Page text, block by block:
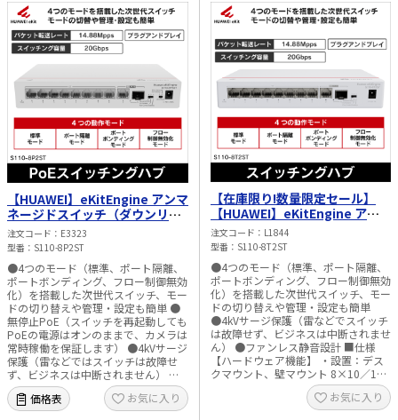
レート：26.78Mpps ・スイッチング
容量：36Gbps 8KMACアドレスエン
トリ 【動作環境】 ・動作温度：0°C
～40°C ・保存温度：-40°C～+70°C ・
動作湿度：5～95%（結露しないこ
と）
【HUAWEI】eKitEngine アンマ
ネージドスイッチ（ダウンリン
クポート：PoE+ポート×8、ア
ップリンクポート：GE RJ45ポ
S110 シリーズ S110-8P2ST
注文コード
E3323
型番
S110-8P2ST
●4つのモード（標準、ポート隔離、
ポートボンディング、フロー制御無効
化）を搭載した次世代スイッチ、モー
ドの切り替えや管理・設定も簡単 ●
無停止PoE（スイッチを再起動しても
PoEの電源はオンのままで、カメラは
常時稼働を保証します） ●4kVサージ
保護（雷などではスイッチは故障せ
ず、ビジネスは中断されません） ●
ファンレス静音設計 ■仕様 【ハード
ウェア機能】 ・設置：デスクマウン
ト、壁マウントなど 8×10／100／
価格表 お気に入り
【在庫限り!数量限定セール】
【HUAWEI】eKitEngine アン
マネージドスイッチ（ダウンリ
ンクポート：ポート×8、アッ
ト×1、GE SFPポート×1）
S110 シリーズ S110-8T2ST
注文コード
L1844
型番
S110-8T2ST
●4つのモード（標準、ポート隔離、
ポートボンディング、フロー制御無効
化）を搭載した次世代スイッチ、モー
ドの切り替えや管理・設定も簡単
●4kVサージ保護（雷などでスイッチ
は故障せず、ビジネスは中断されませ
ん） ●ファンレス静音設計 ■仕様
【ハードウェア機能】 ・設置：デス
クマウント、壁マウント 8×10／100
／1000BASE-Tポート 1×10／100／
1000BASE-Tポート、1×GESFPポー
ト ・電源：1×12VDC ・ファンの数
お気に入り